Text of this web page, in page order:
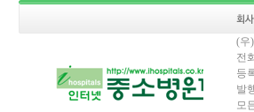
(우
전
등
발
모